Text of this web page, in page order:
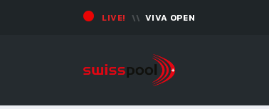
LIVE! VIVA OPEN